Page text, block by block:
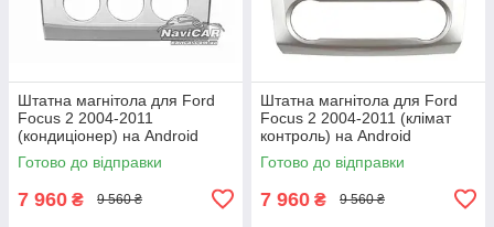
Штатна магнітола для Ford
Focus 2 2004-2011
(кондиціонер) на Android
Готово до відправки
7 960 ₴ 9 560 ₴
Штатна магнітола для Ford
Focus 2 2004-2011 (клімат
контроль) на Android
Готово до відправки
7 960 ₴ 9 560 ₴